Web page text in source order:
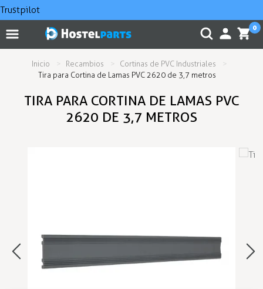
Trustpilot
0
Inicio Recambios
Cortinas de PVC Industriales
Tira para Cortina de Lamas PVC 2620 de 3,7 metros
TIRA PARA CORTINA DE LAMAS PVC
2620 DE 3,7 METROS